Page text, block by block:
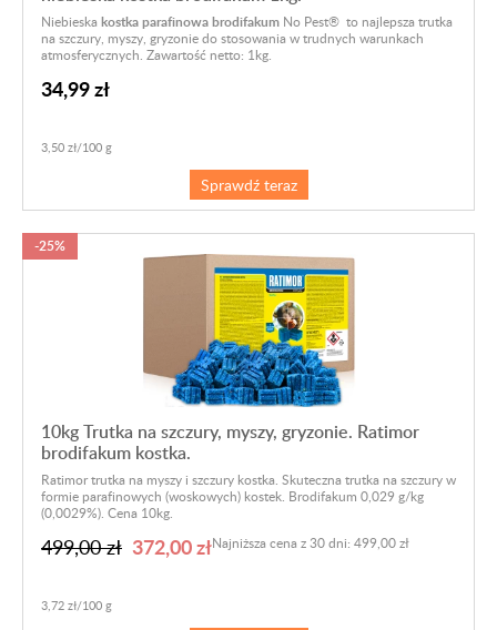
Niebieska kostka parafinowa brodifakum No Pest® to najlepsza trutka
na szczury, myszy, gryzonie do stosowania w trudnych warunkach
atmosferycznych. Zawartość netto: 1kg.
34,99 zł
3,50 zł/100 g
Sprawdź teraz
10kg Trutka na szczury, myszy, gryzonie. Ratimor
brodifakum kostka.
-25%
Ratimor trutka na myszy i szczury kostka. Skuteczna trutka na szczury w
formie parafinowych (woskowych) kostek. Brodifakum 0,029 g/kg
(0,0029%). Cena 10kg.
499,00 zł 372,00 zł
3,72 zł/100 g
Najniższa cena z 30 dni: 499,00 zł